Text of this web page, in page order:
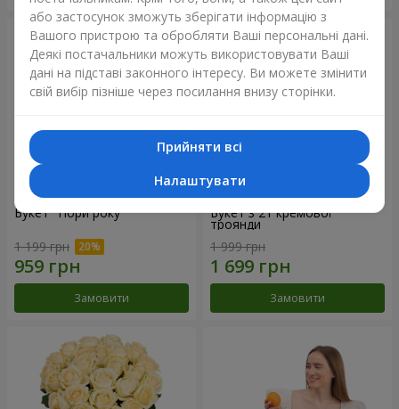
Букет "Пори року"
1 199 грн
Замовити
Букет з 21 кремової
троянди
1 999 грн
Замовити
або застосунок зможуть зберігати інформацію з
Вашого пристрою та обробляти Ваші персональні дані.
Деякі постачальники можуть використовувати Ваші
дані на підставі законного інтересу. Ви можете змінити
свій вибір пізніше через посилання внизу сторінки.
Прийняти всі
Налаштувати